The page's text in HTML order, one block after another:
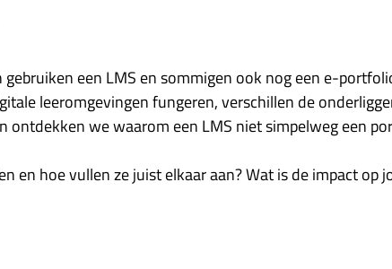
een LMS en sommigen ook nog een e-
leeromgevingen fungeren, verschillen de
ontdekken we waarom een LMS niet simpelweg een
en hoe vullen ze juist elkaar aan? Wat is de impact